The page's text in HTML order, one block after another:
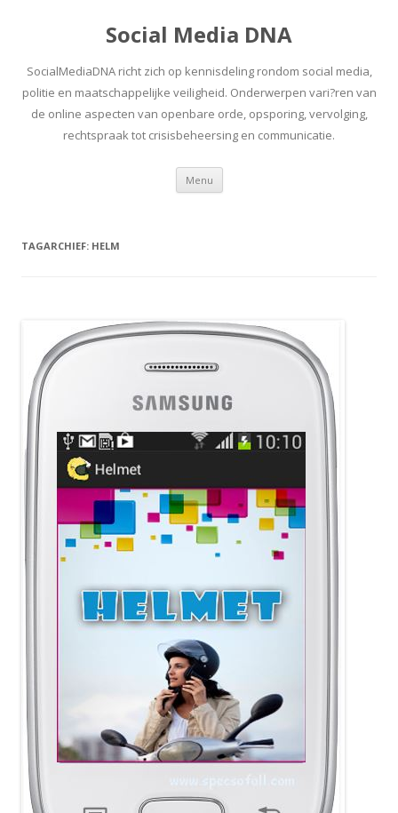
Social Media DNA
SocialMediaDNA richt zich op kennisdeling rondom social media,
politie en maatschappelijke veiligheid. Onderwerpen vari?ren van
de online aspecten van openbare orde, opsporing, vervolging,
rechtspraak tot crisisbeheersing en communicatie.
Menu Spring
inhoud
TAGARCHIEF: HELM